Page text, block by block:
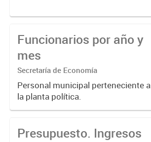
Funcionarios por año y
mes
Secretaría de Economía
Personal municipal perteneciente a
la planta política.
Presupuesto. Ingresos